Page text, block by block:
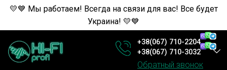
💛💙 Мы работаем! Всегда на связи для вас! Все будет
Украина! 💛💙
+38(067) 710-2204
+38(067) 710-3032
Обратный звонок